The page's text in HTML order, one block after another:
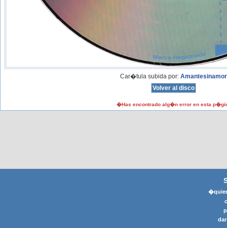
Car�tula subida por: Amantesinamor
�Has encontrado alg�n error en esta